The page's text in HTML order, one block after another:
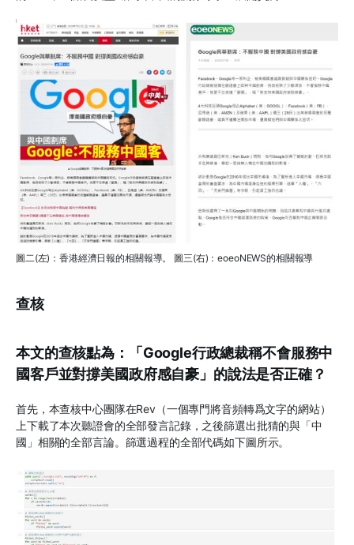
圖二(左)：香港經濟日報的相關報導。 圖三(右)：eoeoNEWS的相關報導
查核
本文的查核點為：「Google行政總裁稱不會服務中
國客戶並對撐美國政府感自豪」的說法是否正確？
首先，本查核中心團隊在Rev（一個專門將音頻轉爲文字的網站）
上下載了本次聽證會的全部發言記錄，之後篩選出批猜的與「中
國」相關的全部言論。篩選過程的全部代碼如下圖所示。